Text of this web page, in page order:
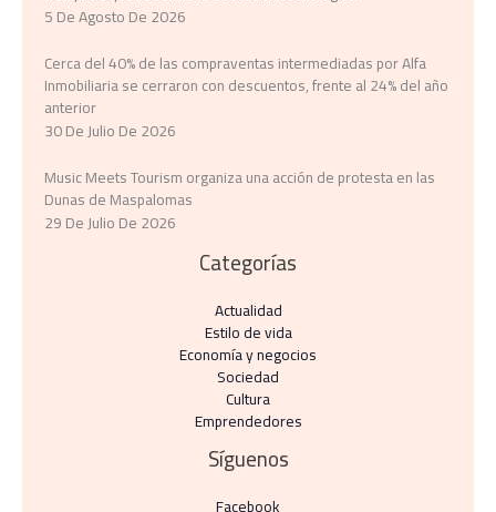
5 De Agosto De 2026
Cerca del 40% de las compraventas intermediadas por Alfa
Inmobiliaria se cerraron con descuentos, frente al 24% del año
anterior
30 De Julio De 2026
Music Meets Tourism organiza una acción de protesta en las
Dunas de Maspalomas
29 De Julio De 2026
Categorías
Actualidad
Estilo de vida
Economía y negocios​
Sociedad
Cultura
Emprendedores
Síguenos